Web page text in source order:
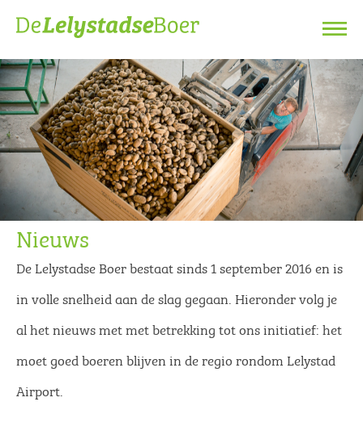
Nieuws
De Lelystadse Boer bestaat sinds 1 september 2016 en is
in volle snelheid aan de slag gegaan. Hieronder volg je
al het nieuws met met betrekking tot ons initiatief: het
moet goed boeren blijven in de regio rondom Lelystad
Airport.